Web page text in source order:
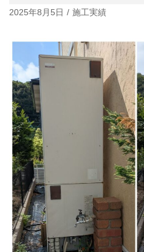
プ
2025年8月5日 施工実績